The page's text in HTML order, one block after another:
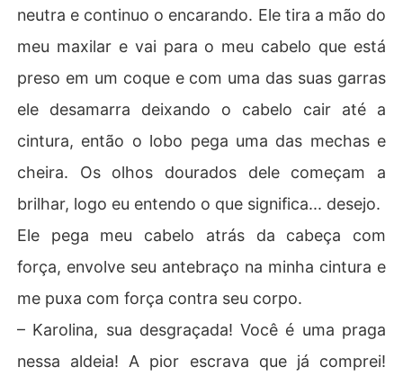
neutra e continuo o encarando. Ele tira a mão do
meu maxilar e vai para o meu cabelo que está
preso em um coque e com uma das suas garras
ele desamarra deixando o cabelo cair até a
cintura, então o lobo pega uma das mechas e
cheira. Os olhos dourados dele começam a
brilhar, logo eu entendo o que significa... desejo.
Ele pega meu cabelo atrás da cabeça com
força, envolve seu antebraço na minha cintura e
me puxa com força contra seu corpo.
– Karolina, sua desgraçada! Você é uma praga
nessa aldeia! A pior escrava que já comprei!